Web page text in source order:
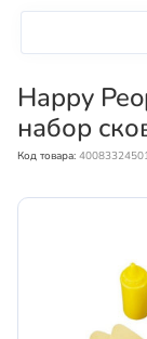
Happy
набор
Код товара: